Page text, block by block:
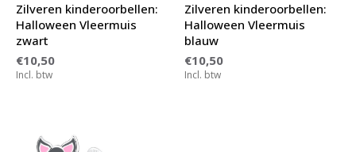
Zilveren kinderoorbellen:
Halloween Vleermuis
zwart
€10,50
Incl. btw
Zilveren kinderoorbellen:
Halloween Vleermuis
blauw
€10,50
Incl. btw